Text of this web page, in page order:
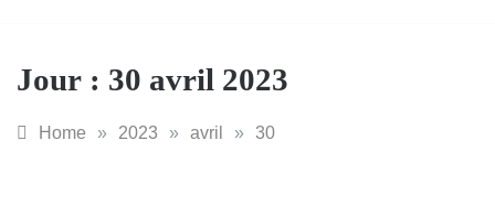
Jour : 30 avril 2023
Home » 2023 » avril » 30